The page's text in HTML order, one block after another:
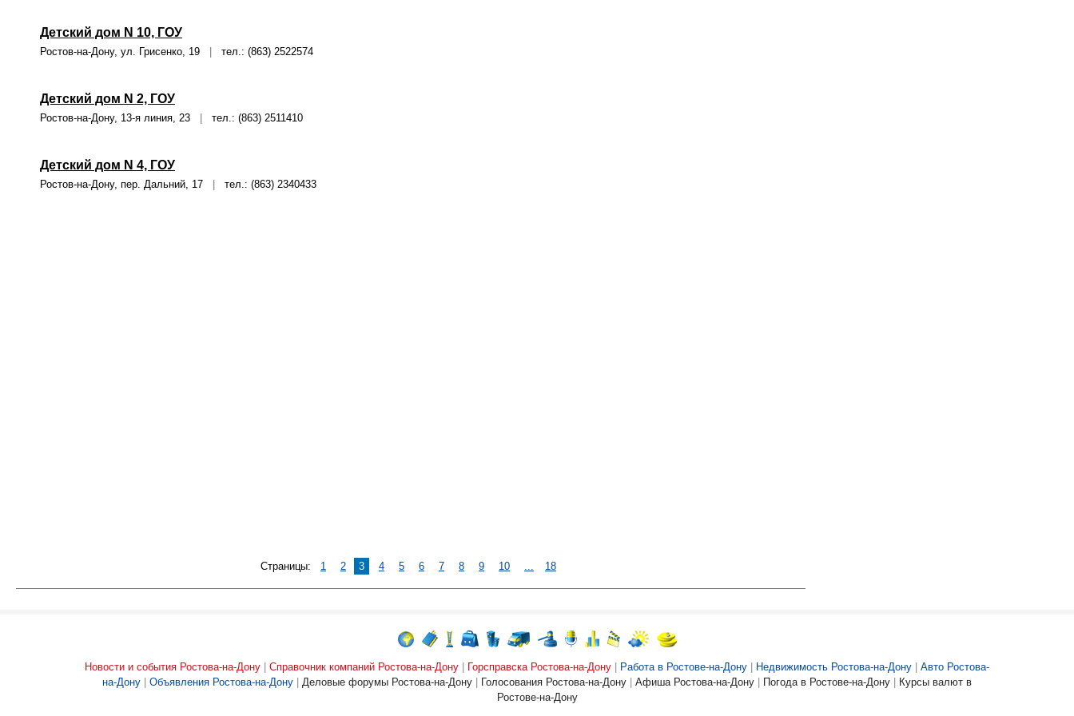
Детский дом N 10, ГОУ
Ростов-на-Дону, ул. Грисенко, 19 тел.: (863) 2522574
Детский дом N 2, ГОУ
Ростов-на-Дону, 13-я линия, 23 тел.: (863) 2511410
Детский дом N 4, ГОУ
Ростов-на-Дону, пер. Дальний, 17 тел.: (863) 2340433
Страницы: 1 2 3 4 5 6 7 8 9 10 ... 18
Новости и события Ростова-на-Дону Справочник компаний Ростова-на-Дону Горсправска Ростова-на-Дону Работа в Ростове-на-Дону Недвижимость Ростова-на-Дону
Авто Ростова-
на-Дону
Объявления Ростова-на-Дону Деловые форумы Ростова-на-Дону Голосования Ростова-на-Дону Афиша Ростова-на-Дону Погода в Ростове-на-Дону
Курсы валют в
Ростове-на-Дону